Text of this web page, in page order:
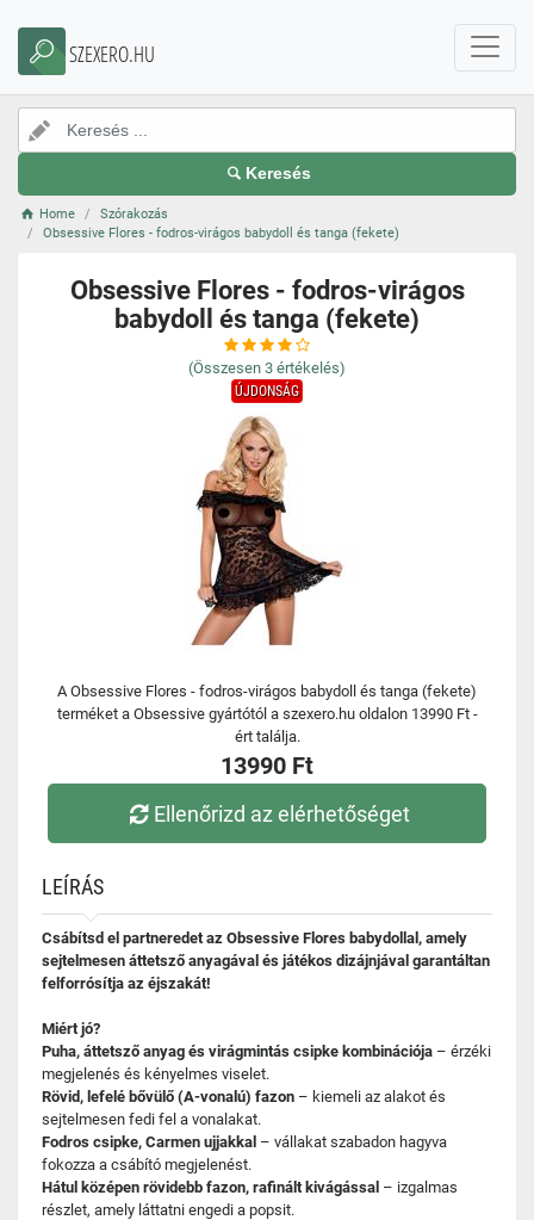
SZEXERO.HU
Keresés
Home
Szórakozás
Obsessive Flores - fodros-virágos babydoll és tanga (fekete)
Obsessive Flores - fodros-virágos
babydoll és tanga (fekete)
(Összesen 3 értékelés)
ÚJDONSÁG
A Obsessive Flores - fodros-virágos babydoll és tanga (fekete)
terméket a Obsessive gyártótól a szexero.hu oldalon 13990 Ft -
ért találja.
13990 Ft
Ellenőrizd az elérhetőséget
LEÍRÁS
Csábítsd el partneredet az Obsessive Flores babydollal, amely
sejtelmesen áttetsző anyagával és játékos dizájnjával garantáltan
felforrósítja az éjszakát!
Miért jó?
Puha, áttetsző anyag és virágmintás csipke kombinációja – érzéki
megjelenés és kényelmes viselet.
Rövid, lefelé bővülő (A-vonalú) fazon – kiemeli az alakot és
sejtelmesen fedi fel a vonalakat.
Fodros csipke, Carmen ujjakkal – vállakat szabadon hagyva
fokozza a csábító megjelenést.
Hátul középen rövidebb fazon, rafinált kivágással – izgalmas
részlet, amely láttatni engedi a popsit.